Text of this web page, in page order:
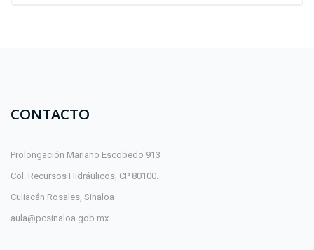
CONTACTO
Prolongación Mariano Escobedo 913
Col. Recursos Hidráulicos, CP 80100.
Culiacán Rosales, Sinaloa
aula@pcsinaloa.gob.mx